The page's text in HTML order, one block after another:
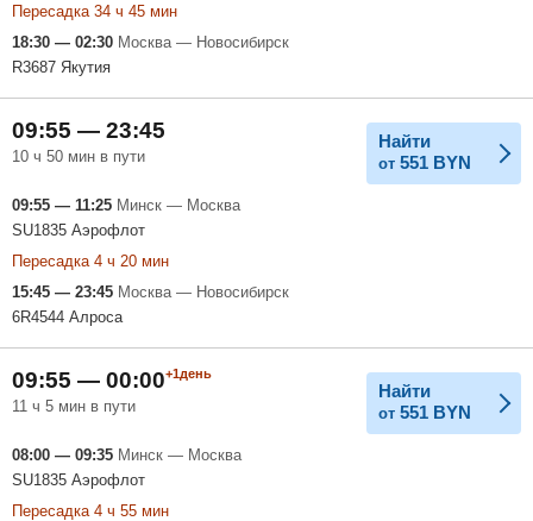
Пересадка 34 ч 45 мин
18:30 — 02:30 Москва — Новосибирск
R3687 Якутия
09:55 — 23:45
10 ч 50 мин в пути
Найти
от 551 BYN
09:55 — 11:25 Минск — Москва
SU1835 Аэрофлот
Пересадка 4 ч 20 мин
15:45 — 23:45 Москва — Новосибирск
6R4544 Алроса
09:55 — 00:00+1день
11 ч 5 мин в пути
Найти
от 551 BYN
08:00 — 09:35 Минск — Москва
SU1835 Аэрофлот
Пересадка 4 ч 55 мин